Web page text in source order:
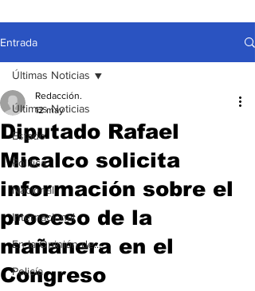
Entrada
Últimas Noticias
Estado
Política
Nacional
Internacional
En la Opinión de...
Policía
Últimas Noticias
Diputado Rafael
Micalco solicita
información sobre el
proceso de la
mañanera en el
Congreso
Redacción.
12 may